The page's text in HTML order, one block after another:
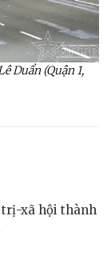
Duẩn(Quận 1,
trị-xã hội thành